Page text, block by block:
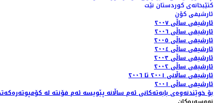
کتێبخانەی کوردستان نێت
ئارشیفی کۆن
ئارشیفی ساڵی ٢٠٠٧
ئارشیفی ساڵی ٢٠٠٦
ئارشیفی ساڵی ٢٠٠٥
ئارشیفی ساڵی ٢٠٠٤
ئارشیفی ساڵی ٢٠٠٣
ئارشیفی ساڵی ٢٠٠٢
ئارشیفی ساڵانی ٢٠٠١ تا ٢٠٠٦
ئارشیفی ساڵی ٢٠٠١
بۆ خوێندنەوەی بابەتەکانی ئەم ساڵانە پێویسە ئەم فۆنتە لە